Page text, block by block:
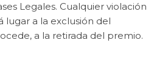
Legales. Cualquier violación
lugar a la exclusión del
a la retirada del premio.